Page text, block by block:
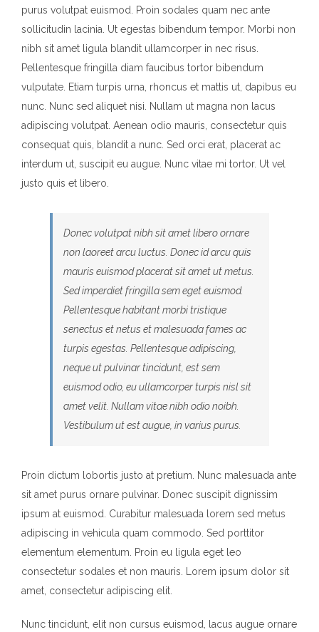
purus volutpat euismod. Proin sodales quam nec ante
sollicitudin lacinia. Ut egestas bibendum tempor. Morbi non
nibh sit amet ligula blandit ullamcorper in nec risus.
Pellentesque fringilla diam faucibus tortor bibendum
vulputate. Etiam turpis urna, rhoncus et mattis ut, dapibus eu
nunc. Nunc sed aliquet nisi. Nullam ut magna non lacus
adipiscing volutpat. Aenean odio mauris, consectetur quis
consequat quis, blandit a nunc. Sed orci erat, placerat ac
interdum ut, suscipit eu augue. Nunc vitae mi tortor. Ut vel
justo quis et libero.
Donec volutpat nibh sit amet libero ornare
non laoreet arcu luctus. Donec id arcu quis
mauris euismod placerat sit amet ut metus.
Sed imperdiet fringilla sem eget euismod.
Pellentesque habitant morbi tristique
senectus et netus et malesuada fames ac
turpis egestas. Pellentesque adipiscing,
neque ut pulvinar tincidunt, est sem
euismod odio, eu ullamcorper turpis nisl sit
amet velit. Nullam vitae nibh odio noibh.
Vestibulum ut est augue, in varius purus.
Proin dictum lobortis justo at pretium. Nunc malesuada ante
sit amet purus ornare pulvinar. Donec suscipit dignissim
ipsum at euismod. Curabitur malesuada lorem sed metus
adipiscing in vehicula quam commodo. Sed porttitor
elementum elementum. Proin eu ligula eget leo
consectetur sodales et non mauris. Lorem ipsum dolor sit
amet, consectetur adipiscing elit.
Nunc tincidunt, elit non cursus euismod, lacus augue ornare